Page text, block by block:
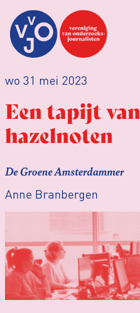
wo 31 mei 2023
Een tapijt van
hazelnoten
De Groene Amsterdammer
Anne Branbergen